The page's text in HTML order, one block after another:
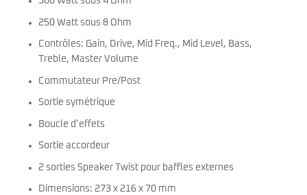
250 Watt sous 8 Ohm
Contrôles: Gain, Drive, Mid Freq., Mid Level, Bass,
Treble, Master Volume
Commutateur Pre/Post
Sortie symétrique
Boucle d’effets
Sortie accordeur
2 sorties Speaker Twist pour baffles externes
Dimensions: 273 x 216 x 70 mm